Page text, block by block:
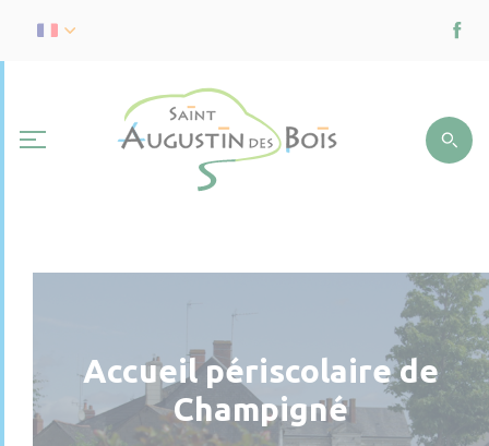
Accueil périscolaire de
Champigné